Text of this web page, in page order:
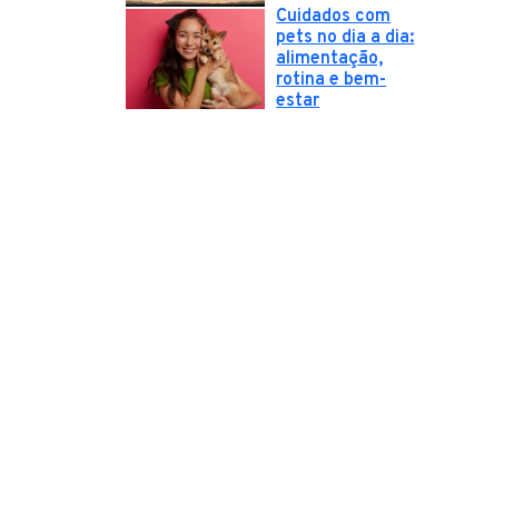
Cuidados com
pets no dia a dia:
alimentação,
rotina e bem-
estar